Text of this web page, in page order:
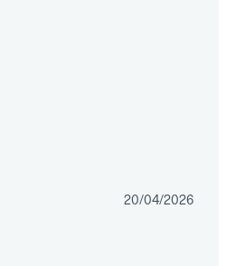
20/04/2026